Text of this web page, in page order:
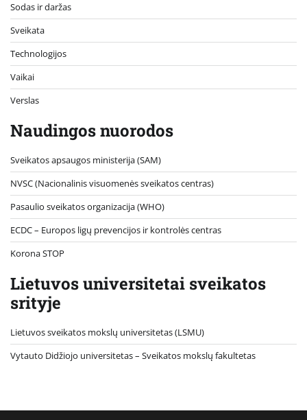
Sodas ir daržas
Sveikata
Technologijos
Vaikai
Verslas
Naudingos nuorodos
Sveikatos apsaugos ministerija (SAM)
NVSC (Nacionalinis visuomenės sveikatos centras)
Pasaulio sveikatos organizacija (WHO)
ECDC – Europos ligų prevencijos ir kontrolės centras
Korona STOP
Lietuvos universitetai sveikatos
srityje
Lietuvos sveikatos mokslų universitetas (LSMU)
Vytauto Didžiojo universitetas– Sveikatos mokslų fakultetas